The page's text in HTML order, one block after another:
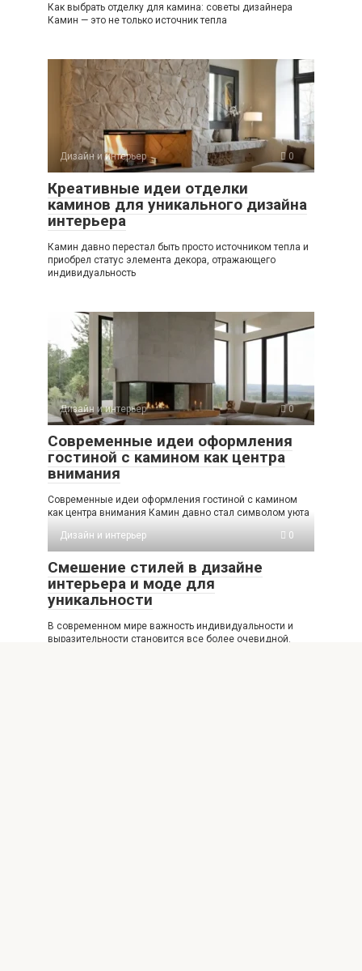
Как выбрать отделку для камина: советы дизайнера
Камин — это не только источник тепла
Дизайн и интерьер 0
Креативные идеи отделки
каминов для уникального дизайна
интерьера
Камин давно перестал быть просто источником тепла и
приобрел статус элемента декора, отражающего
индивидуальность
Дизайн и интерьер 0
Современные идеи оформления
гостиной с камином как центра
внимания
Современные идеи оформления гостиной с камином
как центра внимания Камин давно стал символом уюта
Дизайн и интерьер
0
Смешение стилей в дизайне
интерьера и моде для
уникальности
В современном мире важность индивидуальности и
выразительности становится все более очевидной.